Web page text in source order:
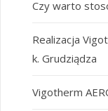
Czy warto
Realizacja
k. Grudziądza
Vigotherm